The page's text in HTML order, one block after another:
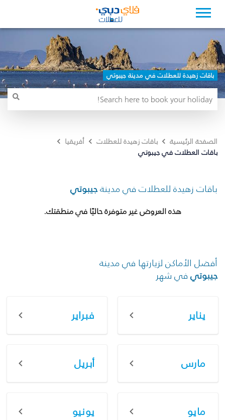
باقات زهيدة للعطلات في مدينة جيبوتي
الصفحة الرئيسية باقات زهيدة للعطلات
أفريقيا
باقات العطلات في جيبوتي
باقات زهيدة للعطلات في مدينةجيبوتي
هذه العروض غير متوفرة حاليًا في منطقتك.
أفضل الأماكن لزيارتها في مدينة
جيبوتي في شهر
يناير فبراير
مارس أبريل
مايو يونيو